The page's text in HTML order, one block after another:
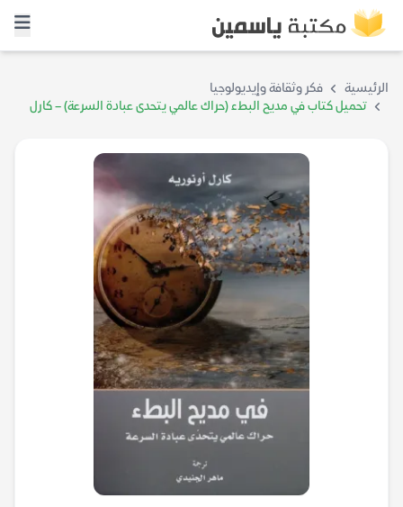
الرئيسية
فكر وثقافة وإيديولوجيا
تحميل كتاب في مديح البطء (حراك عالمي يتحدى عبادة السرعة) – كارل